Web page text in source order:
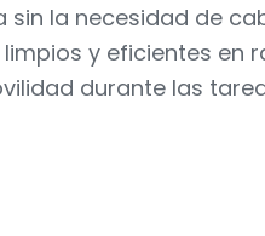
la necesidad de
y eficientes en
durante las